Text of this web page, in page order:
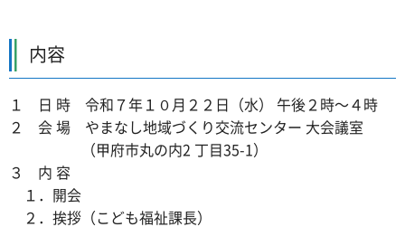
内容
１ 日 時 令和７年１０月２２日（水） 午後２時～４時
２ 会 場 やまなし地域づくり交流センター 大会議室
（甲府市丸の内2 丁目35-1）
３ 内 容
１．開会
２．挨拶（こども福祉課長）